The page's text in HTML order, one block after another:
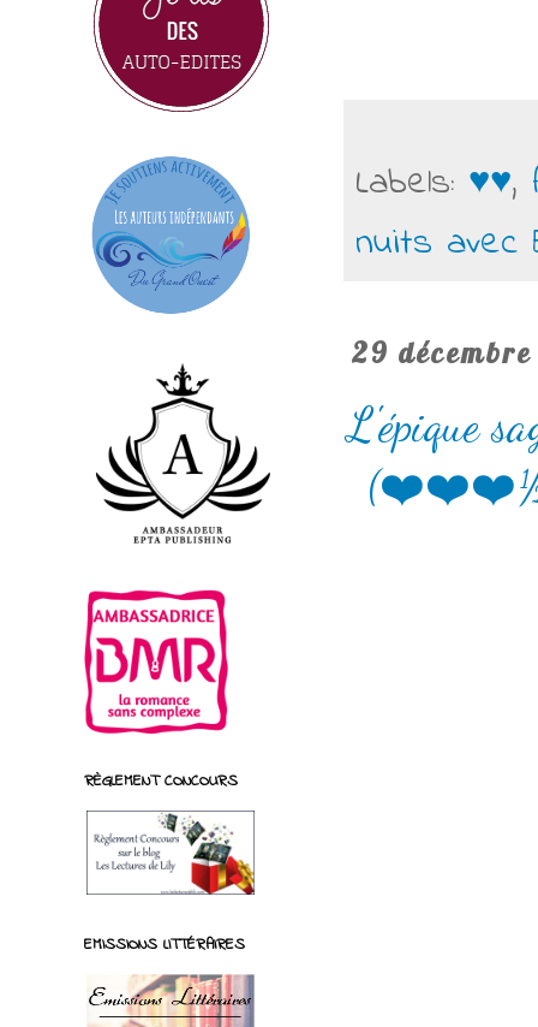
Labels: ♥♥,
nuits avec
29
L'épique
(❤️❤️❤️½)
RÈGLEMENT CONCOURS
EMISSIONS LITTÉRAIRES